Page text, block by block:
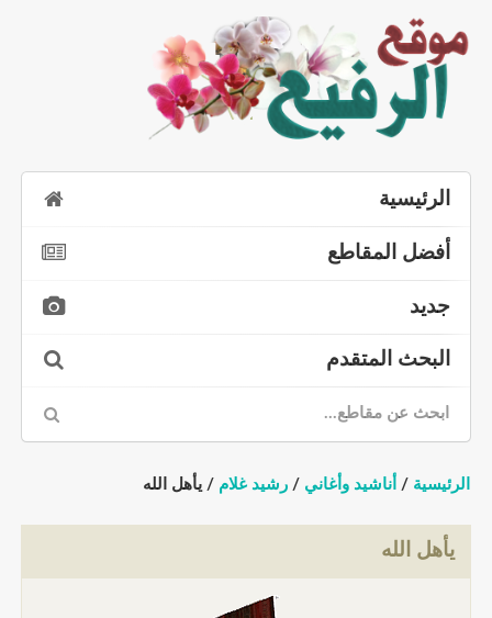
الرئيسية
أفضل المقاطع
جديد
البحث المتقدم
الرئيسية / أناشيد وأغاني / رشيد غلام / يأهل الله
يأهل الله